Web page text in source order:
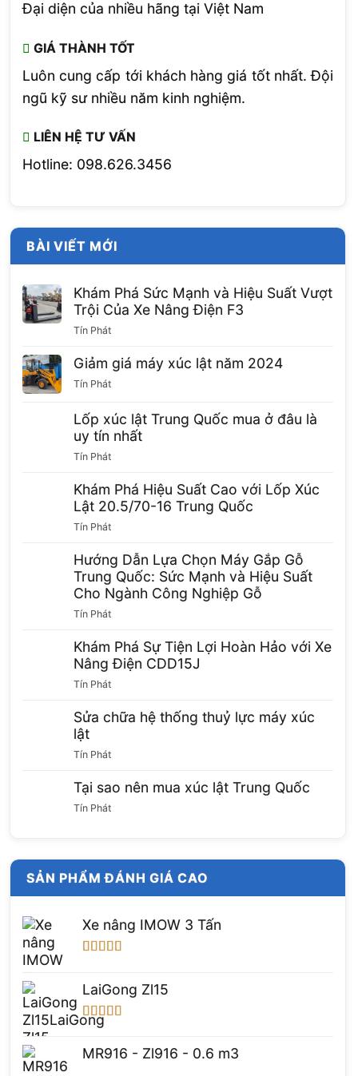
Đại diện của nhiều hãng tại Việt Nam
GIÁ THÀNH TỐT
Luôn cung cấp tới khách hàng giá tốt nhất. Đội
ngũ kỹ sư nhiều năm kinh nghiệm.
LIÊN HỆ TƯ VẤN
Hotline: 098.626.3456
BÀI VIẾT MỚI
Khám Phá Sức Mạnh và Hiệu Suất Vượt
Trội Của Xe Nâng Điện F3
Tín Phát
Giảm giá máy xúc lật năm 2024
Tín Phát
Lốp xúc lật Trung Quốc mua ở đâu là
uy tín nhất
Tín Phát
Khám Phá Hiệu Suất Cao với Lốp Xúc
Lật 20.5/70-16 Trung Quốc
Tín Phát
Hướng Dẫn Lựa Chọn Máy Gắp Gỗ
Trung Quốc: Sức Mạnh và Hiệu Suất
Cho Ngành Công Nghiệp Gỗ
Tín Phát
Khám Phá Sự Tiện Lợi Hoàn Hảo với Xe
Nâng Điện CDD15J
Tín Phát
Sửa chữa hệ thống thuỷ lực máy xúc
lật
Tín Phát
Tại sao nên mua xúc lật Trung Quốc
Tín Phát
SẢN PHẨM ĐÁNH GIÁ CAO
Xe nâng IMOW 3 Tấn
sao
LaiGong Zl15
Được xếp
sao
MR916 - Zl916 - 0.6 m3